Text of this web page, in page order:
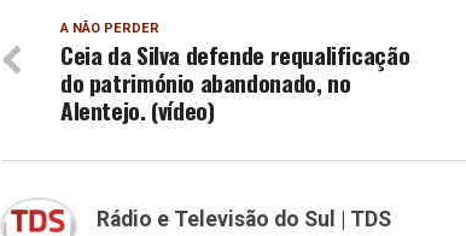
A NÃO PERDER
Ceia da Silva defende requalificação
do património abandonado, no
Alentejo. (vídeo)
Rádio e Televisão do Sul | TDS